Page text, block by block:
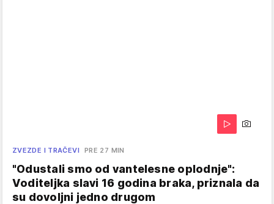
ZVEZDE I TRAČEVI PRE 27 MIN
"Odustali smo od vantelesne oplodnje":
Voditeljka slavi 16 godina braka, priznala da
su dovoljni jedno drugom